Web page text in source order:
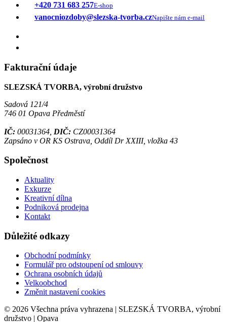
+420 731 683 257E-shop
vanocniozdoby@slezska-tvorba.czNapište nám e-mail
Fakturační údaje
SLEZSKÁ TVORBA, výrobní družstvo
Sadová 121/4
746 01 Opava Předměstí
IČ: 00031364, DIČ: CZ00031364
Zapsáno v OR KS Ostrava, Oddíl Dr XXIII, vložka 43
Společnost
Aktuality
Exkurze
Kreativní dílna
Podniková prodejna
Kontakt
Důležité odkazy
Obchodní podmínky
Formulář pro odstoupení od smlouvy
Ochrana osobních údajů
Velkoobchod
Změnit nastavení cookies
© 2026 Všechna práva vyhrazena | SLEZSKÁ TVORBA, výrobní
družstvo | Opava